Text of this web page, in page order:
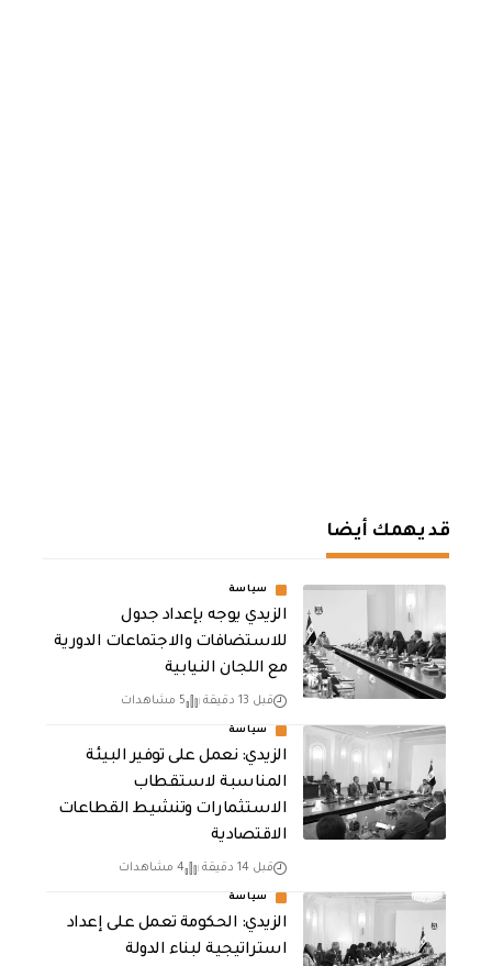
قد يهمك أيضا
سياسة
الزيدي يوجه بإعداد جدول
للاستضافات والاجتماعات الدورية
مع اللجان النيابية
قبل 13 دقيقة 5 مشاهدات
سياسة
الزيدي: نعمل على توفير البيئة
المناسبة لاستقطاب
الاستثمارات وتنشيط القطاعات
الاقتصادية
قبل 14 دقيقة 4 مشاهدات
سياسة
الزيدي: الحكومة تعمل على إعداد
استراتيجية لبناء الدولة